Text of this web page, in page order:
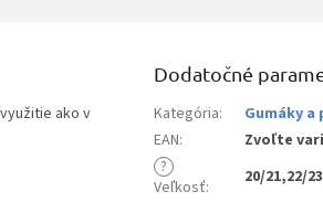
ako v
Dodatočné
Kategória:
Gumáky
EAN:
Zvoľte
?
Veľkosť:
20/21,22/